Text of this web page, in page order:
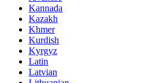
Kannada
Kazakh
Khmer
Kurdish
Kyrgyz
Latin
Latvian